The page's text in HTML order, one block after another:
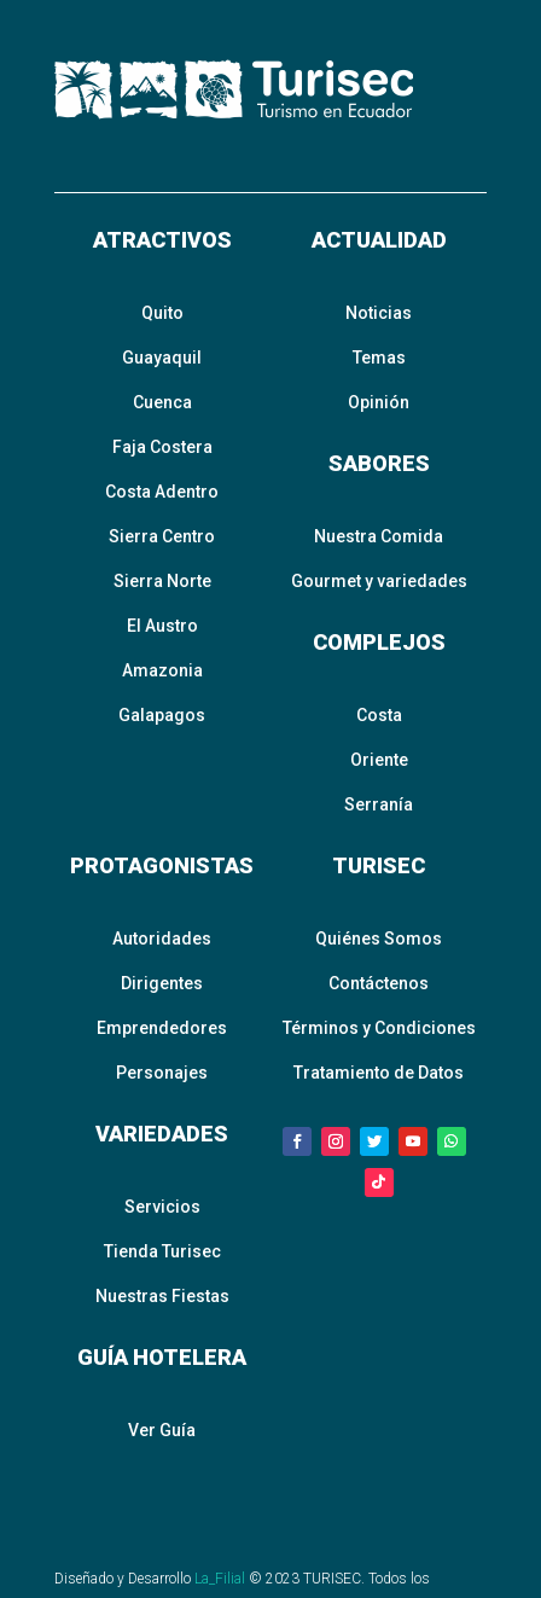
ATRACTIVOS
Quito
Guayaquil
Cuenca
Faja Costera
Costa Adentro
Sierra Centro
Sierra Norte
El Austro
Amazonia
Galapagos
ACTUALIDAD
Noticias
Temas
Opinión
SABORES
Nuestra Comida
Gourmet y variedades
COMPLEJOS
Costa
Oriente
Serranía
PROTAGONISTAS
Autoridades
Dirigentes
Emprendedores
Personajes
VARIEDADES
Servicios
Tienda Turisec
Nuestras Fiestas
GUÍA HOTELERA
Ver Guía
TURISEC
Quiénes Somos
Contáctenos
Términos y Condiciones
Tratamiento de Datos
Diseñado y Desarrollo La_Filial © 2023TURISEC. Todos los